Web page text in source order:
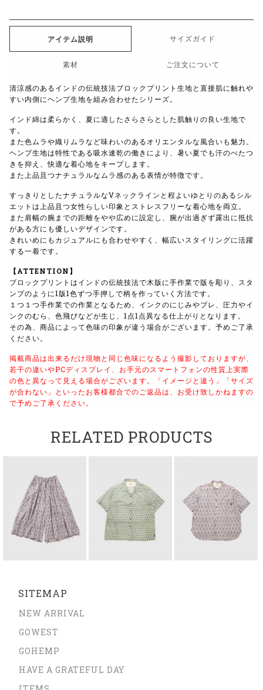
アイテム説明 サイズガイド
素材 ご注文について
清涼感のあるインドの伝統技法ブロックプリント生地と直接肌に触れや
すい内側にヘンプ生地を組み合わせたシリーズ。
インド綿は柔らかく、夏に適したさらさらとした肌触りの良い生地で
す。
また色ムラや織りムラなど味わいのあるオリエンタルな風合いも魅力。
ヘンプ生地は特性である吸水速乾の働きにより、暑い夏でも汗のべたつ
きを抑え、快適な着心地をキープします。
また上品且つナチュラルなムラ感のある表情が特徴です。
すっきりとしたナチュラルなVネックラインと程よいゆとりのあるシル
エットは上品且つ女性らしい印象とストレスフリーな着心地を両立。
また肩幅の腕までの距離をやや広めに設定し、腕が出過ぎず露出に抵抗
がある方にも優しいデザインです。
きれいめにもカジュアルにも合わせやすく、幅広いスタイリングに活躍
する一着です。
【ATTENTION】
ブロックプリントはインドの伝統技法で木版に手作業で版を彫り、スタ
ンプのように1版1色ずつ手押しで柄を作っていく方法です。
１つ１つ手作業での作業となるため、インクのにじみやブレ、圧力やイ
ンクのむら、色飛びなどが生じ、1点1点異なる仕上がりとなります。
その為、商品によって色味の印象が違う場合がございます。予めご了承
ください。
掲載商品は出来るだけ現物と同じ色味になるよう撮影しておりますが、
若干の違いやPCディスプレイ、お手元のスマートフォンの性質上実際
の色と異なって見える場合がございます。
「イメージと違う」「サイズ
が合わない」といったお客様都合でのご返品は、お受け致しかねますの
で予めご了承ください。
RELATED PRODUCTS
SITEMAP
NEW ARRIVAL
GOWEST
GOHEMP
HAVE A GRATEFUL DAY